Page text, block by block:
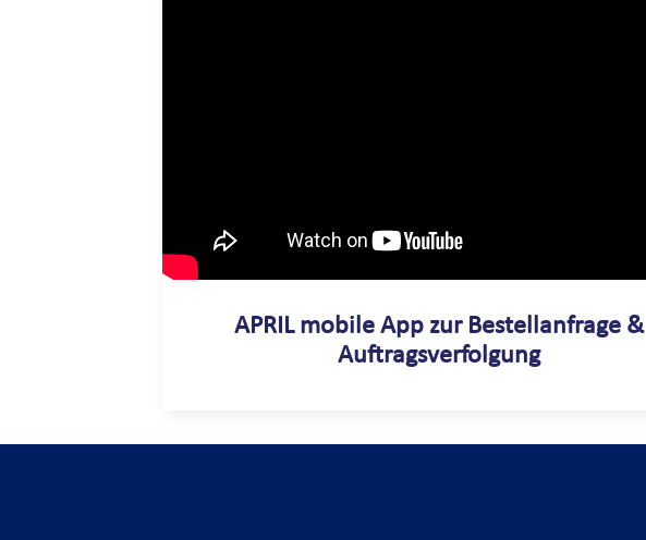
APRIL mobile App zur Bestellanfrage &
Auftragsverfolgung